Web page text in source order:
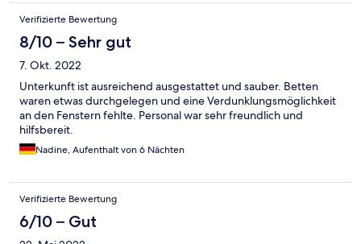
Bettwäschegebühr und eine Parkplatzgebühr addiert - das soll
wohl auch irgendwo in der Buchungsbestätigung geschrieben
worden sein (die ist 5 Seiten lang - vermutlich irgendwo im
Kleingedruckten). Es hieß dann, das macht Expedia immer so -
glatt gelogen - ich habe über 1.000 Expedia-Buchungen hinter
mir - das hat Expedia noch nie so gemacht. Für den jetzigen
Preis hätte ich auch fürstlich im Dorint auf Usedom übernachten
können. Kunden irre zu führen hat sich noch nie ausgezahlt -
warum schreibt man nicht von vornherein in das Angebot, was
der Aufenthalt kostet - für den Kunden zählt doch nur der
Endpreis. Vielleicht gibt es dann demnächst noch die
Strompauschale usw.. Ich bin echt stinking und werde zum
einen hier nie wieder buchen und zum anderen dafür sorgen,
Außendienststruktur hier buchen wird. Ich wünsche weiterhin
"gute" Geschäfte - nur nicht mehr mit mir.
Verifizierte Bewertung
8/10 – Sehr gut
7. Okt. 2022
Unterkunft ist ausreichend ausgestattet und sauber. Betten
waren etwas durchgelegen und eine Verdunklungsmöglichkeit
an den Fenstern fehlte. Personal war sehr freundlich und
hilfsbereit.
Nadine, Aufenthalt von 6 Nächten
Verifizierte Bewertung
6/10 – Gut